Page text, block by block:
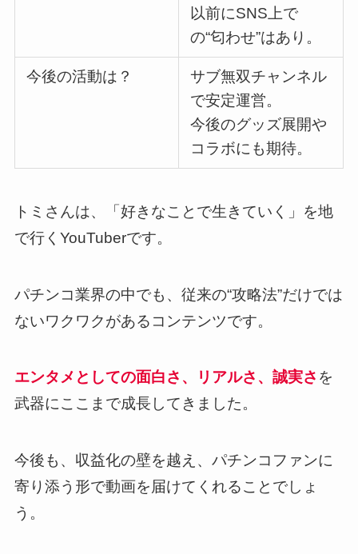
以前にSNS上で
の“匂わせ”はあり。
今後の活動は？
サブ無双チャンネル
で安定運営。
今後のグッズ展開や
コラボにも期待。
トミさんは、「好きなことで生きていく」を地
で行くYouTuberです。
パチンコ業界の中でも、従来の“攻略法”だけでは
ないワクワクがあるコンテンツです。
エンタメとしての面白さ、リアルさ、誠実さ を
武器にここまで成長してきました。
今後も、収益化の壁を越え、パチンコファンに
寄り添う形で動画を届けてくれることでしょ
う。